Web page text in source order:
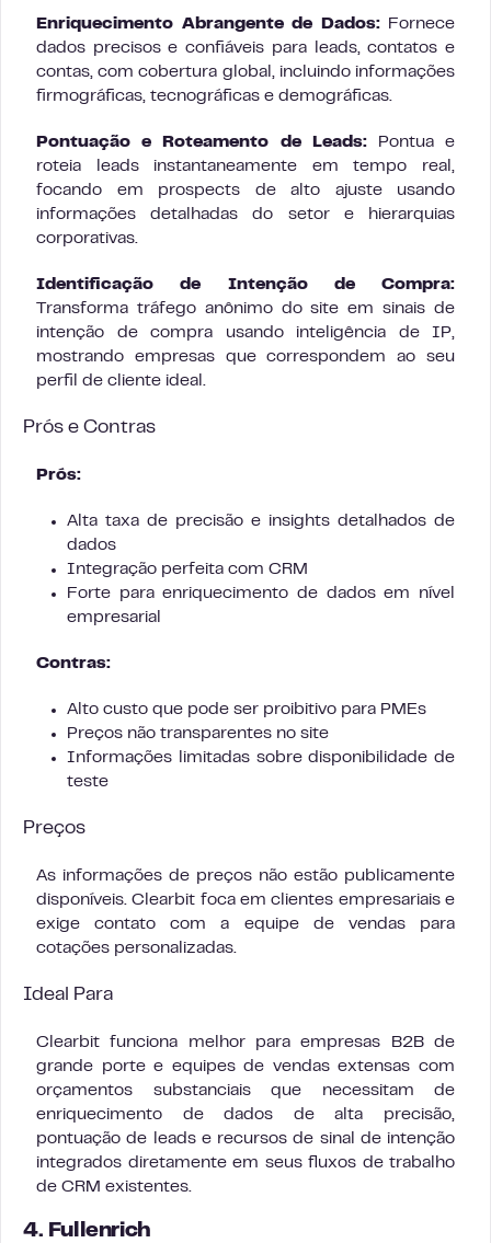
Enriquecimento Abrangente de Dados:Fornece
dados precisos e confiáveis para leads, contatos e
contas, com cobertura global, incluindo informações
firmográficas, tecnográficas e demográficas.
Pontuação e Roteamento de Leads:Pontua e
roteia leads instantaneamente em tempo real,
focando em prospects de alto ajuste usando
informações detalhadas do setor e hierarquias
corporativas.
Identificação de Intenção de Compra:
Transforma tráfego anônimo do site em sinais de
intenção de compra usando inteligência de IP,
mostrando empresas que correspondem ao seu
perfil de cliente ideal.
Prós e Contras
Prós:
Alta taxa de precisão e insights detalhados de
dados
Integração perfeita com CRM
Forte para enriquecimento de dados em nível
empresarial
Contras:
Alto custo que pode ser proibitivo para PMEs
Preços não transparentes no site
Informações limitadas sobre disponibilidade de
teste
Preços
As informações de preços não estão publicamente
disponíveis. Clearbit foca em clientes empresariais e
exige contato com a equipe de vendas para
cotações personalizadas.
Ideal Para
Clearbit funciona melhor para empresas B2B de
grande porte e equipes de vendas extensas com
orçamentos substanciais que necessitam de
enriquecimento de dados de alta precisão,
pontuação de leads e recursos de sinal de intenção
integrados diretamente em seus fluxos de trabalho
de CRM existentes.
4. Fullenrich